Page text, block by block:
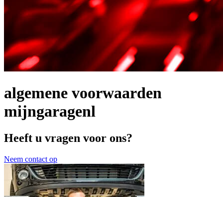
algemene voorwaarden
mijngaragenl
Heeft u vragen voor ons?
Neem contact op